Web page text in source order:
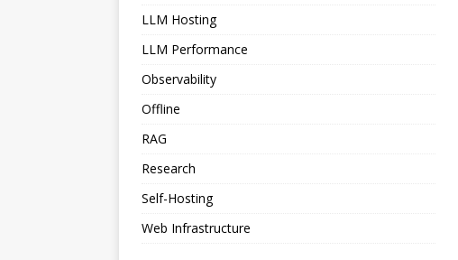
LLM Hosting
LLM Performance
Observability
Offline
RAG
Research
Self-Hosting
Web Infrastructure